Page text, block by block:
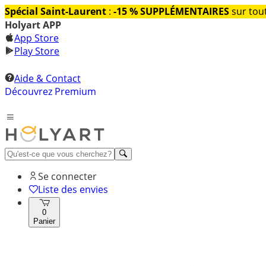
Spécial Saint-Laurent : -15 % SUPPLÉMENTAIRESsur
Holyart APP
App Store
Play Store
Aide & Contact
Découvrez Premium
Se connecter
Liste des envies
0
Panier